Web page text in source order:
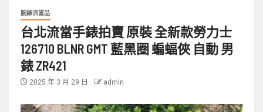
腕錶流當品
台北流當手錶拍賣 原裝 全新款勞力士
126710 BLNR GMT 藍黑圈 蝙蝠俠 自動 男
錶 ZR421
2025 年 3 月 29 日 admin